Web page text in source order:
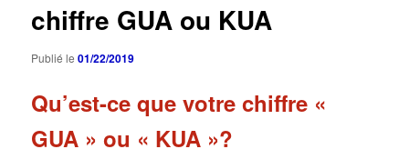
chiffre GUA ou KUA
Publié le01/22/2019
Qu’est-ce que votre chiffre «
GUA » ou « KUA »?